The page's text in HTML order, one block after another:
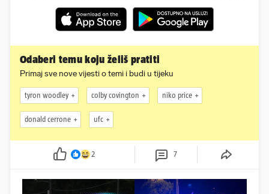
Odaberi temu koju želiš pratiti
Primaj sve nove vijesti o temi i budi u tijeku
tyron woodley colby covington niko price
donald cerrone ufc
2 7